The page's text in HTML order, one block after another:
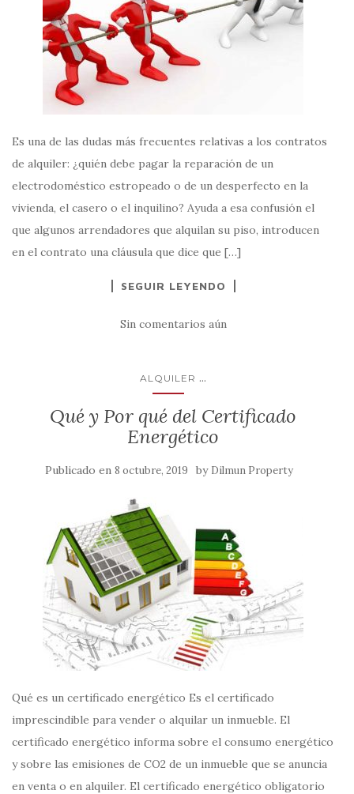
Es una de las dudas más frecuentes relativas a los contratos
de alquiler: ¿quién debe pagar la reparación de un
electrodoméstico estropeado o de un desperfecto en la
vivienda, el casero o el inquilino? Ayuda a esa confusión el
que algunos arrendadores que alquilan su piso, introducen
en el contrato una cláusula que dice que […]
SEGUIR LEYENDO
Sin comentarios aún
ALQUILER ...
Qué y Por qué del Certificado
Energético
Publicado en 8 octubre, 2019 by Dilmun Property
Qué es un certificado energético Es el certificado
imprescindible para vender o alquilar un inmueble. El
certificado energético informa sobre el consumo energético
y sobre las emisiones de CO2 de un inmueble que se anuncia
en venta o en alquiler. El certificado energético obligatorio